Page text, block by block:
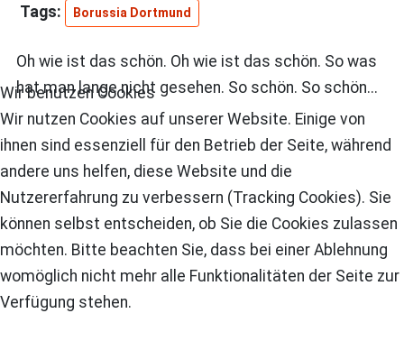
Borussia Dortmund
Oh wie ist das schön. Oh wie ist das schön. So was
hat man lange nicht gesehen. So schön. So schön...
Wir benutzen Cookies
Wir nutzen Cookies auf unserer Website. Einige von
ihnen sind essenziell für den Betrieb der Seite, während
andere uns helfen, diese Website und die
Nutzererfahrung zu verbessern (Tracking Cookies). Sie
können selbst entscheiden, ob Sie die Cookies zulassen
möchten. Bitte beachten Sie, dass bei einer Ablehnung
womöglich nicht mehr alle Funktionalitäten der Seite zur
Verfügung stehen.